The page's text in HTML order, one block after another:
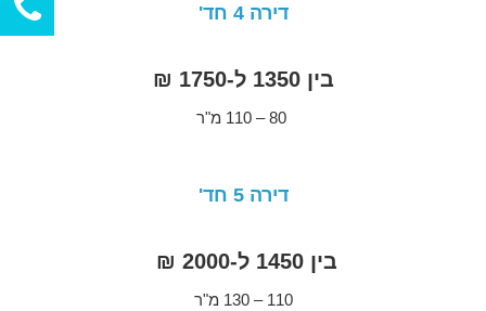
דירה 4 חד'
בין 1350 ל-1750 ₪
80 – 110 מ"ר
דירה 5 חד'
בין 1450 ל-2000 ₪
110 – 130 מ"ר